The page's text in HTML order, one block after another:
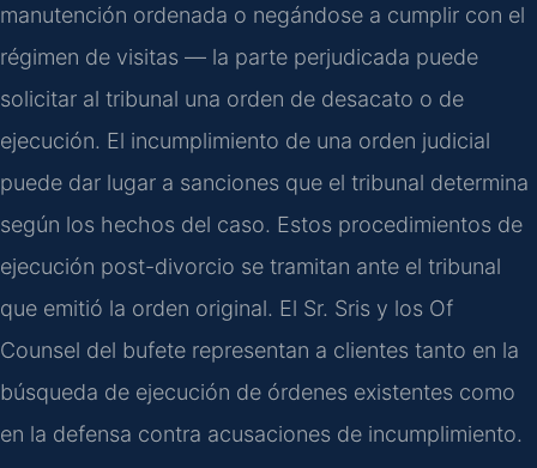
manutención ordenada o negándose a cumplir con el
régimen de visitas — la parte perjudicada puede
solicitar al tribunal una orden de desacato o de
ejecución. El incumplimiento de una orden judicial
puede dar lugar a sanciones que el tribunal determina
según los hechos del caso. Estos procedimientos de
ejecución post-divorcio se tramitan ante el tribunal
que emitió la orden original. El Sr. Sris y los Of
Counsel del bufete representan a clientes tanto en la
búsqueda de ejecución de órdenes existentes como
en la defensa contra acusaciones de incumplimiento.